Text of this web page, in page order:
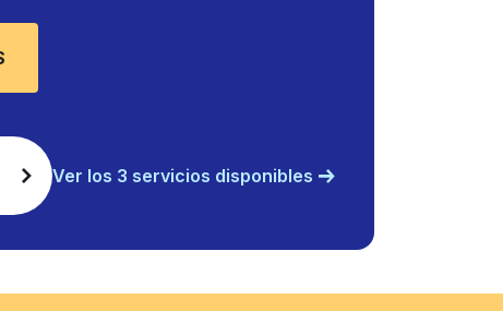
Ver los 3 servicios disponibles